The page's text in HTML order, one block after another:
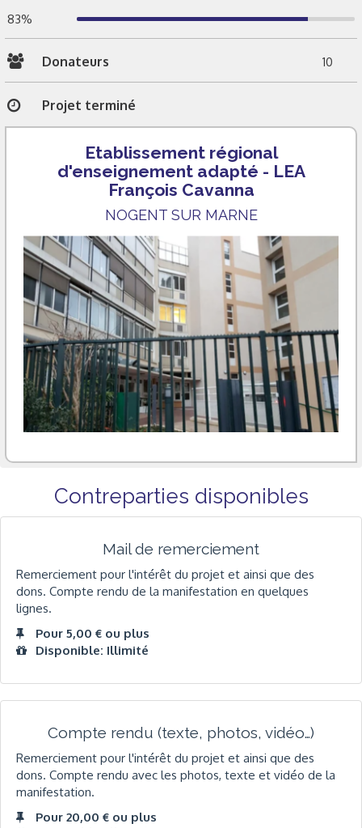
83%
Donateurs 10
Projet terminé
Etablissement régional
d'enseignement adapté - LEA
François Cavanna
NOGENT SUR MARNE
Contreparties disponibles
Mail de remerciement
Remerciement pour l'intérêt du projet et ainsi que des
dons. Compte rendu de la manifestation en quelques
lignes.
Pour 5,00 € ou plus
Disponible: Illimité
Compte rendu (texte, photos, vidéo…)
Remerciement pour l'intérêt du projet et ainsi que des
dons. Compte rendu avec les photos, texte et vidéo de la
manifestation.
Pour 20,00 € ou plus